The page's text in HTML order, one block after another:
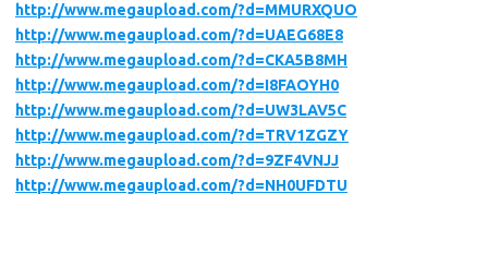
http://www.megaupload.com/?d=MMURXQUO
http://www.megaupload.com/?d=UAEG68E8
http://www.megaupload.com/?d=CKA5B8MH
http://www.megaupload.com/?d=I8FAOYH0
http://www.megaupload.com/?d=UW3LAV5C
http://www.megaupload.com/?d=TRV1ZGZY
http://www.megaupload.com/?d=9ZF4VNJJ
http://www.megaupload.com/?d=NH0UFDTU